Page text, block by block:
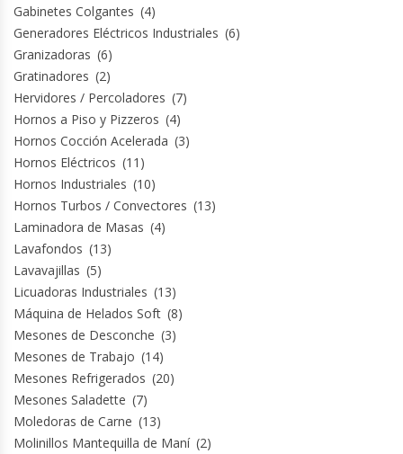
Ofertas Del Mes
Ollas Arroceras
Ovilladoras – Divisoras De Masa
Peladora De Papas
Picador De Hielo
Planchas Churrasqueras
Procesadoras De Alimentos
Puntos De Venta
Rallador De Pan
Ralladoras De Queso
Gabinetes Colgantes (4)
Generadores Eléctricos Industriales (6)
Granizadoras (6)
Gratinadores (2)
Hervidores / Percoladores (7)
Hornos a Piso y Pizzeros (4)
Hornos Cocción Acelerada (3)
Hornos Eléctricos (11)
Hornos Industriales (10)
Hornos Turbos / Convectores (13)
Laminadora de Masas (4)
Lavafondos (13)
Lavavajillas (5)
Licuadoras Industriales (13)
Máquina de Helados Soft (8)
Mesones de Desconche (3)
Mesones de Trabajo (14)
Mesones Refrigerados (20)
Mesones Saladette (7)
Moledoras de Carne (13)
Molinillos Mantequilla de Maní (2)